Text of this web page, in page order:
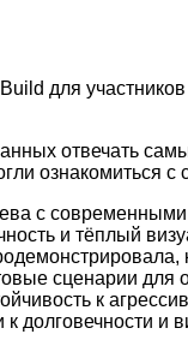
для
отвечать
ознакомиться с
с
и тёплый
сценарии для
к
и